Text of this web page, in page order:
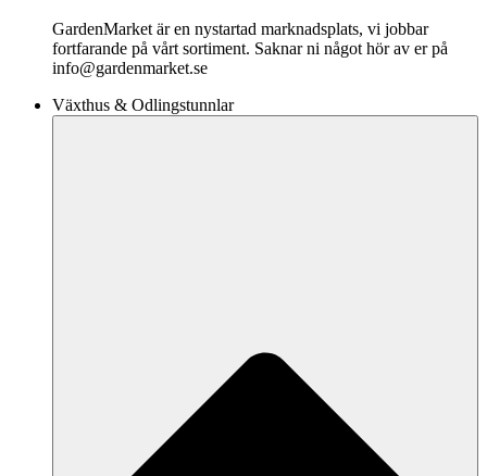
GardenMarket är en nystartad marknadsplats, vi jobbar
fortfarande på vårt sortiment. Saknar ni något hör av er på
info@gardenmarket.se
Växthus & Odlingstunnlar